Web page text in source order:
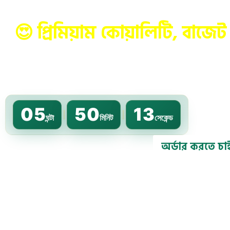
😍 প্রিমিয়াম কোয়ালিটি, বাজেট
05ঘন্টা 50মিনিট 10সেকেন্ড
অর্ডার করতে